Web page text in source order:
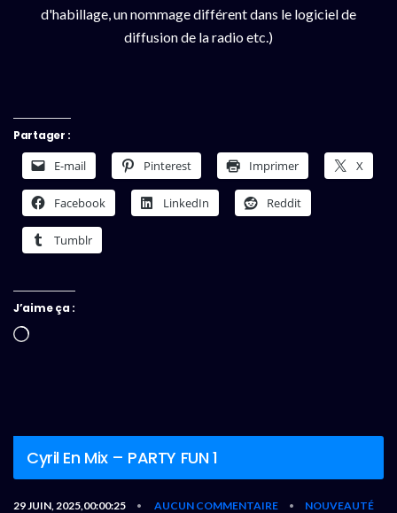
d'habillage, un nommage différent dans le logiciel de
diffusion de la radio etc.)
Partager :
E-mail Pinterest Imprimer X
Facebook LinkedIn Reddit
Tumblr
J’aime ça :
Chargement…
Cyril En Mix – PARTY FUN 1
29 JUIN, 2025,00:00:25 • AUCUN COMMENTAIRE •
NOUVEAUTÉ